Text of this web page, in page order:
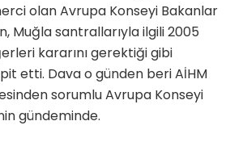
olan Avrupa Konseyi Bakanlar
Muğla santrallarıyla ilgili 2005
kararını gerektiği gibi
etti. Dava o günden beri AİHM
sorumlu Avrupa Konseyi
gündeminde.